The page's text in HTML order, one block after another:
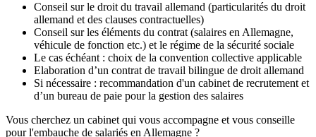
Conseil sur le droit du travail allemand (particularités du droit
allemand et des clauses contractuelles)
Conseil sur les éléments du contrat (salaires en Allemagne,
véhicule de fonction etc.) et le régime de la sécurité sociale
Le cas échéant : choix de la convention collective applicable
Elaboration d’un contrat de travail bilingue de droit allemand
Si nécessaire : recommandation d'un cabinet de recrutement et
d’un bureau de paie pour la gestion des salaires
Vous cherchez un cabinet qui vous accompagne et vous conseille
pour l'embauche de salariés en Allemagne ?